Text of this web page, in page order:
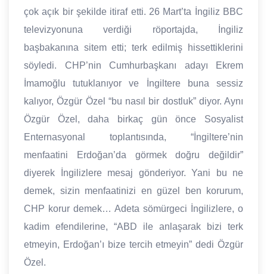
çok açık bir şekilde itiraf etti. 26 Mart’ta İngiliz BBC
televizyonuna verdiği röportajda, İngiliz
başbakanına sitem etti; terk edilmiş hissettiklerini
söyledi. CHP’nin Cumhurbaşkanı adayı Ekrem
İmamoğlu tutuklanıyor ve İngiltere buna sessiz
kalıyor, Özgür Özel “bu nasıl bir dostluk” diyor. Aynı
Özgür Özel, daha birkaç gün önce Sosyalist
Enternasyonal toplantısında, “İngiltere’nin
menfaatini Erdoğan’da görmek doğru değildir”
diyerek İngilizlere mesaj gönderiyor. Yani bu ne
demek, sizin menfaatinizi en güzel ben korurum,
CHP korur demek… Adeta sömürgeci İngilizlere, o
kadim efendilerine, “ABD ile anlaşarak bizi terk
etmeyin, Erdoğan’ı bize tercih etmeyin” dedi Özgür
Özel.